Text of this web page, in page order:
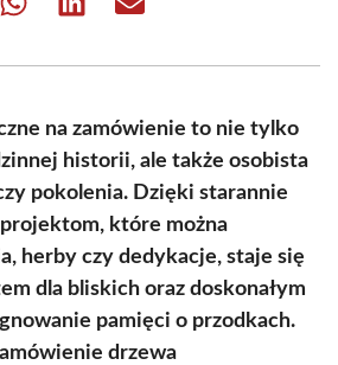
Share Share Share
na zamówienie to nie tylko
historii, ale także osobista
pokolenia. Dzięki starannie
które można
herby czy dedykacje, staje się
dla bliskich oraz doskonałym
pamięci o przodkach.
drzewa